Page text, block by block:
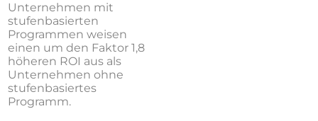
Unternehmen mit
stufenbasierten
Programmen weisen
einen um den Faktor 1,8
höheren ROI aus als
Unternehmen ohne
stufenbasiertes
Programm.